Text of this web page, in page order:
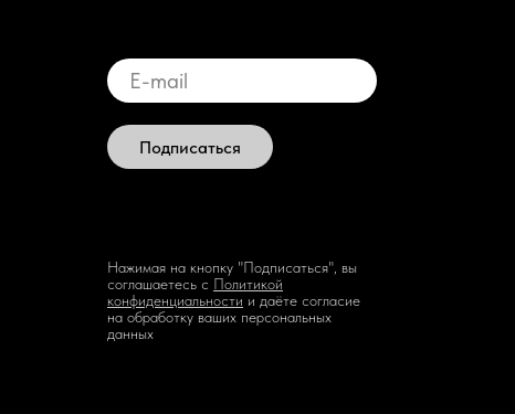
Подписаться
Нажимая на кнопку "Подписаться", вы
соглашаетесь с Политикой
конфиденциальности и даёте согласие
на обработку ваших персональных
данных